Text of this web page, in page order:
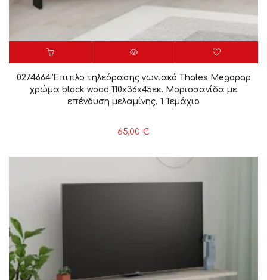
0274664 Έπιπλο τηλεόρασης γωνιακό Thales Megapap
χρώμα black wood 110x36x45εκ. Μοριοσανίδα με
επένδυση μελαμίνης, 1 Τεμάχιο
65,00 €